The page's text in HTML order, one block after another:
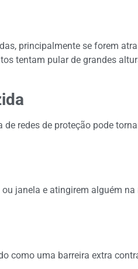
principalmente se forem
tentam pular de grandes
redes de proteção pode
janela e atingirem alguém na
como uma barreira extra